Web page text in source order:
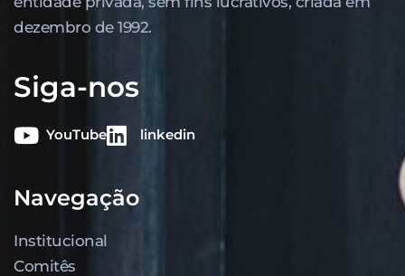
dezembro de 1992.
Siga-nos
YouTube linkedin
Navegação
Institucional
Comitês